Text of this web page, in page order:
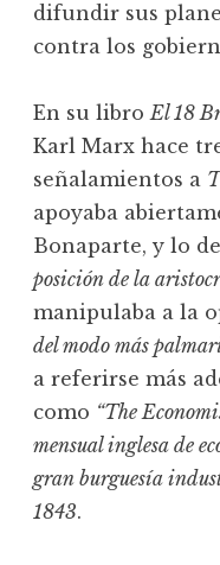
difundir sus
contra los
En su libroEl 18
Karl Marx hace
señalamientos a
apoyaba
Bonaparte, y lo
posición de la
manipulaba a la
del modo más
a referirse más
como “The
mensual inglesa de
gran burguesía
1843.